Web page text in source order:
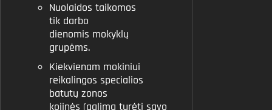
Nuolaidos taikomos
tik darbo
dienomis mokyklų
grupėms.
Kiekvienam mokiniui
reikalingos specialios
batutų zonos
kojinės (galima turėti savo